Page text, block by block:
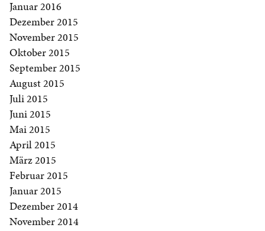
Januar 2016
Dezember 2015
November 2015
Oktober 2015
September 2015
August 2015
Juli 2015
Juni 2015
Mai 2015
April 2015
März 2015
Februar 2015
Januar 2015
Dezember 2014
November 2014